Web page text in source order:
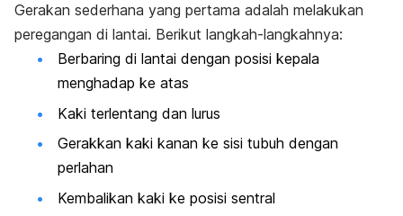
Gerakan sederhana yang pertama adalah melakukan
peregangan di lantai. Berikut langkah-langkahnya:
Berbaring di lantai dengan posisi kepala
menghadap ke atas
Kaki terlentang dan lurus
Gerakkan kaki kanan ke sisi tubuh dengan
perlahan
Kembalikan kaki ke posisi sentral